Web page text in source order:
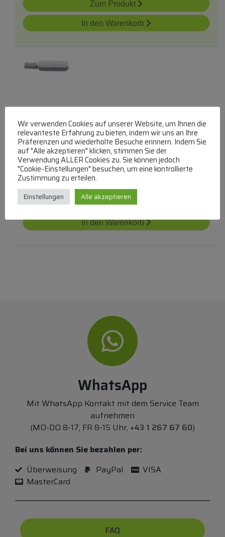
Zum Produkt
In den Warenkorb
Knickschutz
COM
3,5mm Klinkenkupplung Stereo
lieferbar innerhalb von 3 Tagen
€2,32
Zum Produkt
In den Warenkorb
WhatsApp
Mit WhatsApp Kontakt mit dem Service Team
aufnehmen
(MO-DO 8-17, FR 8-15 Uhr, +43 1 267 67 60)
Bei uns können Sie bezahlen per:
Überweisung
PayPal
VISA
MasterCard
FAQ
Wir verwenden Cookies auf unserer Website, um Ihnen die
relevanteste Erfahrung zu bieten, indem wir uns an Ihre
Präferenzen und wiederholte Besuche erinnern. Indem Sie
auf "Alle akzeptieren" klicken, stimmen Sie der
Verwendung ALLER Cookies zu. Sie können jedoch
"Cookie-Einstellungen" besuchen, um eine kontrollierte
Zustimmung zu erteilen.
Einstellungen Alle akzeptieren